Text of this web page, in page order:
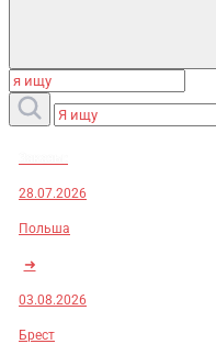
28.07.2026
Польша
➜
03.08.2026
Брест